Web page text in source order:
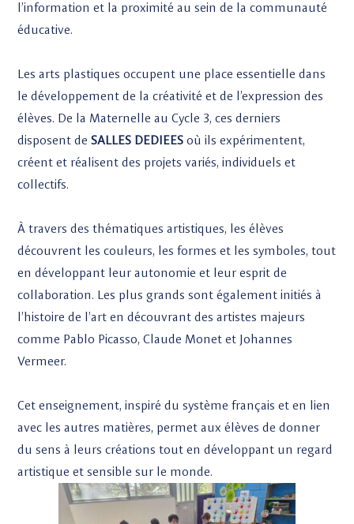
l’information et la proximité au sein de la communauté
éducative.
Les arts plastiques occupent une place essentielle dans
le développement de la créativité et de l’expression des
élèves. De la Maternelle au Cycle 3, ces derniers
disposent de SALLES DEDIEES où ils expérimentent,
créent et réalisent des projets variés, individuels et
collectifs.
À travers des thématiques artistiques, les élèves
découvrent les couleurs, les formes et les symboles, tout
en développant leur autonomie et leur esprit de
collaboration. Les plus grands sont également initiés à
l’histoire de l’art en découvrant des artistes majeurs
comme Pablo Picasso, Claude Monet et Johannes
Vermeer.
Cet enseignement, inspiré du système français et en lien
avec les autres matières, permet aux élèves de donner
du sens à leurs créations tout en développant un regard
artistique et sensible sur le monde.